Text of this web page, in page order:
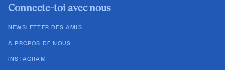
Connecte-toi avec nous
NEWSLETTER DES AMIS
À PROPOS DE NOUS
INSTAGRAM